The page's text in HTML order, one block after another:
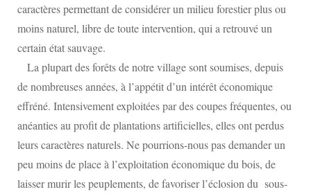
caractères permettant de considérer un milieu forestier plus ou
moins naturel, libre de toute intervention, qui a retrouvé un
certain état sauvage.
La plupart des forêts de notre village sont soumises, depuis
de nombreuses années, à l’appétit d’un intérêt économique
effréné. Intensivement exploitées par des coupes fréquentes, ou
anéanties au profit de plantations artificielles, elles ont perdus
leurs caractères naturels. Ne pourrions-nous pas demander un
peu moins de place à l’exploitation économique du bois, de
laisser murir les peuplements, de favoriser l’éclosion du sous-